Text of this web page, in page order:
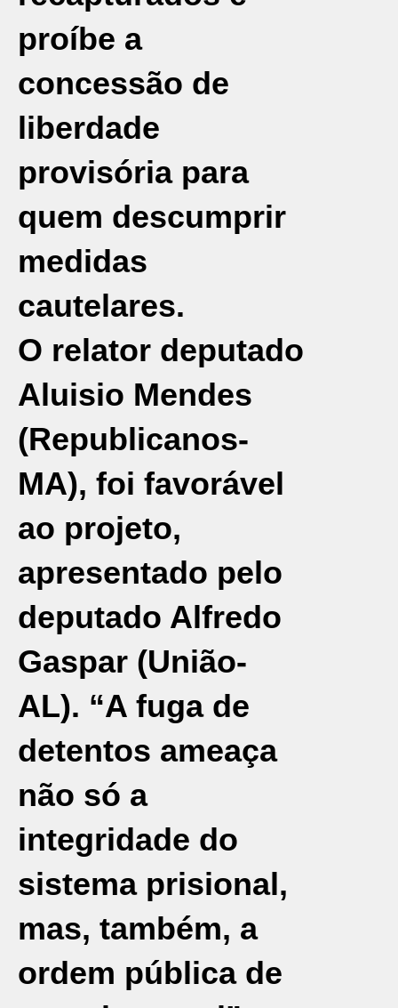
proíbe a
concessão de
liberdade
provisória para
quem descumprir
medidas
cautelares.
O relator deputado
Aluisio Mendes
(Republicanos-
MA), foi favorável
ao projeto,
apresentado pelo
deputado Alfredo
Gaspar (União-
AL). “A fuga de
detentos ameaça
não só a
integridade do
sistema prisional,
mas, também, a
ordem pública de